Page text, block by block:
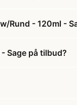
Rund - 120ml -
Sage på tilbud?